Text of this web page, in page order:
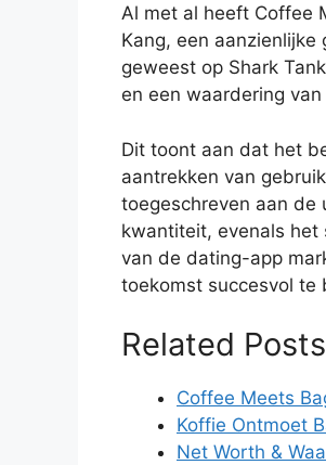
Al met al heeft Coffee
Kang, een
geweest op Shark
en een waardering
Dit toont aan dat het
aantrekken van
toegeschreven aan de
kwantiteit, evenals het
van de dating-app
toekomst succesvol te
Related
Coffee Meets
Koffie Ontmoet
Net Worth &